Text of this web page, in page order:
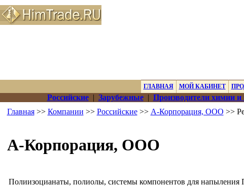
ГЛАВНАЯ МОЙ КАБИНЕТ
Российские| Зарубежные| Производители химии и
Главная>> Компании >> Российские>> А-Корпорация, ООО >>
А-Корпорация, ООО
Полиизоцианаты, полиолы, системы компонентов для